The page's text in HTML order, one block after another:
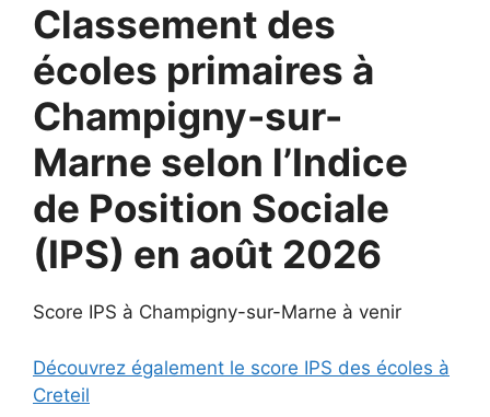
Classement des
écoles primaires à
Champigny-sur-
Marne selon l’Indice
de Position Sociale
(IPS) en août 2026
Score IPS à Champigny-sur-Marne à venir
Découvrez également le score IPS des écoles à
Creteil